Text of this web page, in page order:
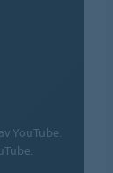
YouTube.